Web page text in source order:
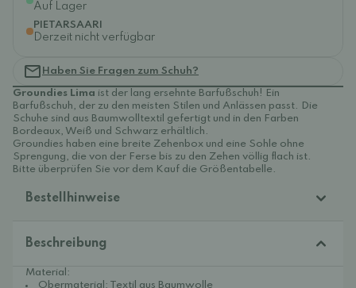
Auf Lager
PIETARSAARI
Derzeit nicht verfügbar
Haben Sie Fragen zum Schuh?
Groundies Lima ist der lang ersehnte Barfußschuh! Ein
Barfußschuh, der zu den meisten Stilen und Anlässen passt. Die
Schuhe sind aus Baumwolltextil gefertigt und in den Farben
Bordeaux, Weiß und Schwarz erhältlich.
Groundies haben eine breite Zehenbox und eine Sohle ohne
Sprengung, die von der Ferse bis zu den Zehen völlig flach ist.
Bitte überprüfen Sie vor dem Kauf die Größentabelle.
Bestellhinweise
Beschreibung
Material:
Obermaterial: Textil aus Baumwolle